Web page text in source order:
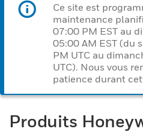
Ce site est
maintenance
07:00 PM EST au
05:00 AM EST (du
PM UTC au
UTC). Nous vous
patience durant
Produits